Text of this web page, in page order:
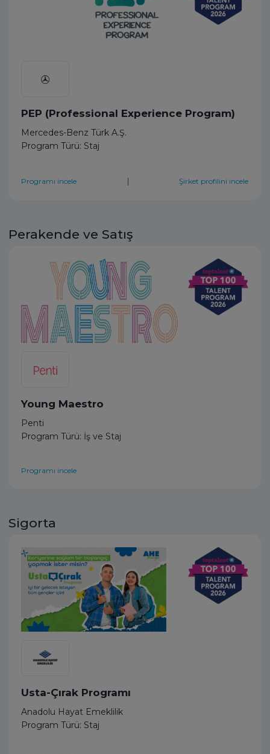
PEP (Professional Experience Program)
Mercedes-Benz Türk A.Ş.
Program Türü: Staj
Programı incele | Şirket profilini incele
Perakende ve Satış
Young Maestro
Penti
Program Türü: İş ve Staj
Programı incele
Sigorta
Usta-Çırak Programı
Anadolu Hayat Emeklilik
Program Türü: Staj